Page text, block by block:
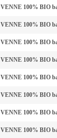
VENNE 100% BIO
VENNE 100% BIO
VENNE 100% BIO
VENNE 100% BIO
VENNE 100% BIO
VENNE 100% BIO
VENNE 100% BIO
VENNE 100% BIO